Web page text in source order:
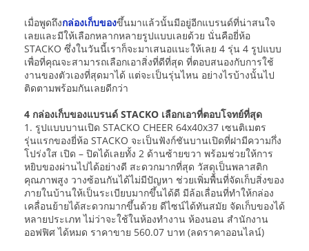
เมื่อพูดถึงกล่องเก็บของขึ้นมาแล้วนั้นมีอยู่อีกแบรนด์ที่น่าสนใจ
เลยและมีให้เลือกหลากหลายรูปแบบเลยด้วย นั่นคือยี่ห้อ
STACKO ซึ่งในวันนี้เราก็จะมาเสนอแนะให้เลย 4 รุ่น 4 รูปแบบ
เพื่อที่คุณจะสามารถเลือกเอาสิ่งที่ดีที่สุด ที่ตอบสนองกับการใช้
งานของตัวเองที่สุดมาได้ แต่จะเป็นรุ่นไหน อย่างไรบ้างนั้นไป
ติดตามพร้อมกันเลยดีกว่า
4 กล่องเก็บของแบรนด์ STACKO เลือกเอาที่ตอบโจทย์ที่สุด
1. รูปแบบบานเปิด STACKO CHEER 64x40x37 เซนติเมตร
รุ่นแรกของยี่ห้อ STACKO จะเป็นฟังก์ชันบานเปิดที่ฝามีความกึ่ง
โปร่งใส เปิด – ปิดได้เลยทั้ง 2 ด้านซ้ายขวา พร้อมช่วยให้การ
หยิบของผ่านไปได้อย่างดี สะดวกมากที่สุด วัสดุเป็นพลาสติก
คุณภาพสูง วางซ้อนกันได้ไม่มีปัญหา ช่วยเพิ่มพื้นที่จัดเก็บสิ่งของ
ภายในบ้านให้เป็นระเบียบมากขึ้นได้ดี มีล้อเลื่อนที่ทำให้กล่อง
เคลื่อนย้ายได้สะดวกมากขึ้นด้วย ดีไซน์ได้ทันสมัย จัดเก็บของได้
หลายประเภท ไม่ว่าจะใช้ในห้องทำงาน ห้องนอน สำนักงาน
ออฟฟิศ ได้หมด ราคาขาย 560.07 บาท (ลดราคาออนไลน์)